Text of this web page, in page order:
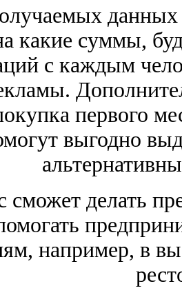
данных
какие суммы,
с каждым
первого
выгодно
сможет делать
например, в